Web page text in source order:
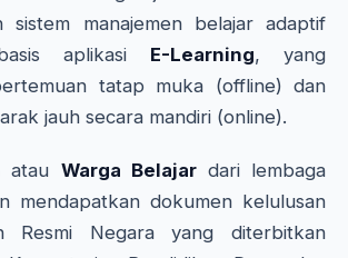
sistem manajemen belajar adaptif
aplikasi E-Learning, yang
tatap muka (offline) dan
jauh secara mandiri (online).
atau Warga Belajardari lembaga
mendapatkan dokumen kelulusan
Resmi Negara yang diterbitkan